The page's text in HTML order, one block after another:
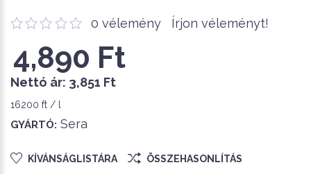
0 vélemény Írjon véleményt!
4,890 Ft
Nettó ár: 3,851 Ft
16200 ft / l
GYÁRTÓ: Sera
KÍVÁNSÁGLISTÁRA ÖSSZEHASONLÍTÁS